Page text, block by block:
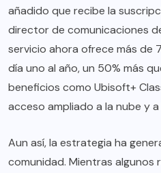
añadido que recibe la
director de comunicaciones
servicio ahora ofrece más de
día uno al año, un 50% más
beneficios como Ubisoft+
acceso ampliado a la nube y
Aun así, la estrategia ha
comunidad. Mientras algunos